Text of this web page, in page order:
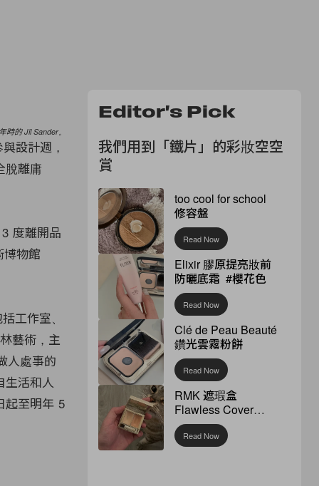
時的 Jil Sander。
設計週，
脫離庸
度離開品
物館
工作室、
藝術，主
人處事的
生活和人
起至明年 5
Editor's Pick
我們用到「鐵片」的彩妝空空
賞
too cool for school
修容盤
Read Now
Elixir 膠原提亮妝前
防曬底霜 #櫻花色
Read Now
Clé de Peau Beauté
鑽光雲霧粉餅
Read Now
RMK 遮瑕盒
Flawless Cover
Concealer
Read Now